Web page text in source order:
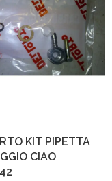
KIT PIPETTA
CIAO